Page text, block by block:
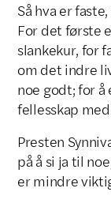
Så hva er
For det første
slankekur, for
om det indre
noe godt; for å
fellesskap
Presten
på å si ja til
er mindre